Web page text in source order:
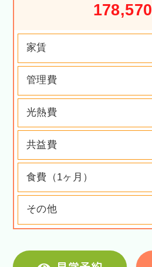
178,570
家賃
管理費
光熱費
共益費
食費（1ヶ月）
その他